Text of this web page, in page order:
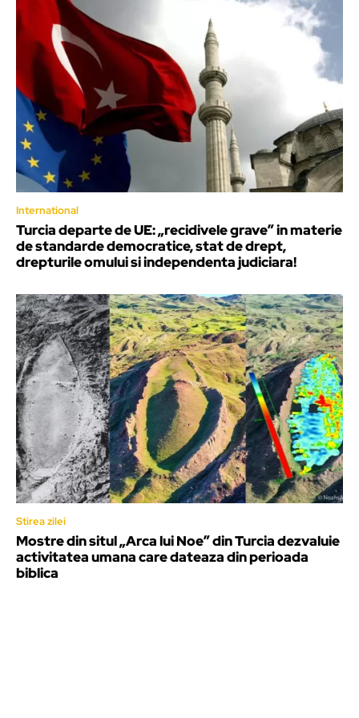
International
Turcia departe de UE: „recidivele grave” in materie
de standarde democratice, stat de drept,
drepturile omului si independenta judiciara!
Stirea zilei
Mostre din situl „Arca lui Noe” din Turcia dezvaluie
activitatea umana care dateaza din perioada
biblica